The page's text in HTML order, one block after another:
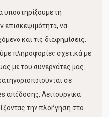
Κίνηση Λιμένος
υποστηρίξουμε τη
επισκεψιμότητα, να
και τις διαφημίσεις.
πληροφορίες σχετικά με
με του συνεργάτες μας.
σε
απόδοσης, Λειτουργικά
την πλοήγηση στο